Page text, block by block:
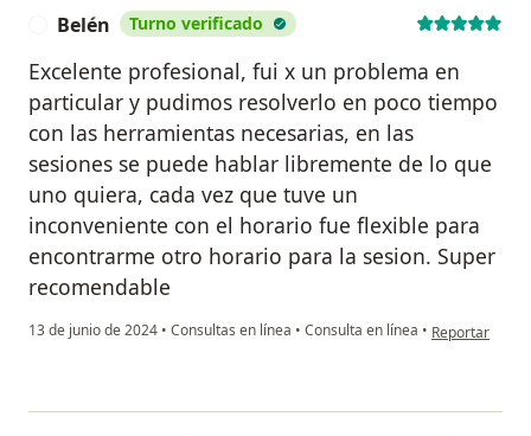
Belén Turno verificado
Excelente profesional, fui x un problema en
particular y pudimos resolverlo en poco tiempo
con las herramientas necesarias, en las
sesiones se puede hablar libremente de lo que
uno quiera, cada vez que tuve un
inconveniente con el horario fue flexible para
encontrarme otro horario para la sesion. Super
recomendable
13 de junio de 2024 • Consultas en línea • Consulta en línea • en opinión del
Reportar